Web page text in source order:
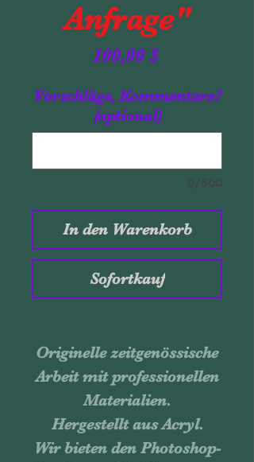
Anfrage"
100,00 $Preis
Vorschläge, Kommentare?
(optional)
0/500
In den Warenkorb
Sofortkauf
Originelle zeitgenössische
Arbeit mit professionellen
Materialien.
Hergestellt aus Acryl.
Wir bieten den Photoshop-